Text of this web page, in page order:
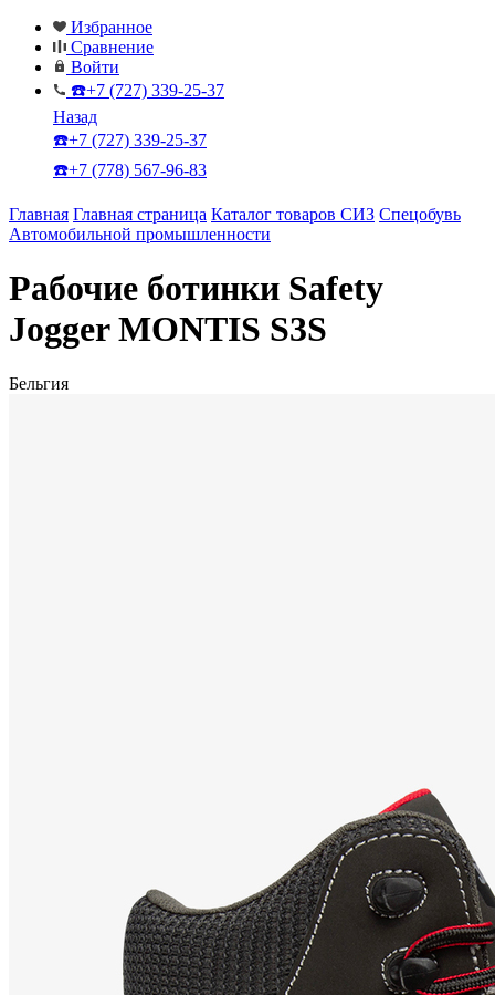
Избранное
Сравнение
Войти
☎️+7 (727) 339-25-37
Назад
☎️+7 (727) 339-25-37
☎️+7 (778) 567-96-83
Главная Главная страница Каталог товаров СИЗ Спецобувь
Автомобильной промышленности
Рабочие ботинки Safety
Jogger MONTIS S3S
Бельгия